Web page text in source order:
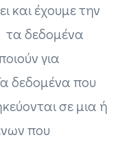
και έχουμε την
δεδομένα
για
δεδομένα που
σε μια ή
που